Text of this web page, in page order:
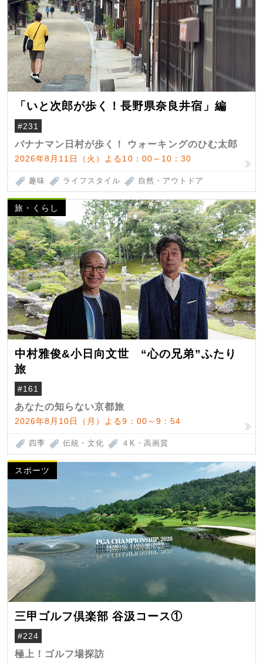
「いと次郎が歩く！長野県奈良井宿」編
#231
バナナマン日村が歩く！ ウォーキングのひむ太郎
2026年8月11日（火）よる10：00～10：30
趣味 ライフスタイル 自然・アウトドア
旅・くらし
中村雅俊&小日向文世 “心の兄弟”ふたり
旅
#161
あなたの知らない京都旅
2026年8月10日（月）よる9：00～9：54
四季 伝統・文化 ４K・高画質
スポーツ
三甲ゴルフ倶楽部 谷汲コース①
#224
極上！ゴルフ場探訪